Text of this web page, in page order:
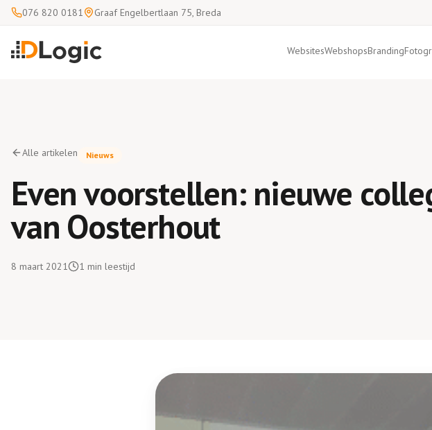
076 820 0181 Graaf Engelbertlaan 75, Breda
WebsitesWebshopsBranding
Alle artikelen Nieuws
Even voorstellen: nieuwe
van Oosterhout
8 maart 2021 1 min leestijd